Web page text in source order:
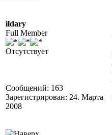
ildary
Full Member
Отсутствует
Сообщений: 163
Зарегистрирован: 24. Марта
2008